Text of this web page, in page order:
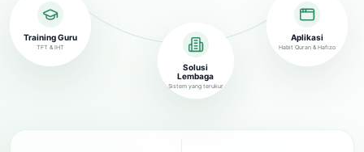
Training Guru
TFT & IHT
Solusi
Lembaga
Sistem yang terukur
Aplikasi
Habit Quran & Hafizo